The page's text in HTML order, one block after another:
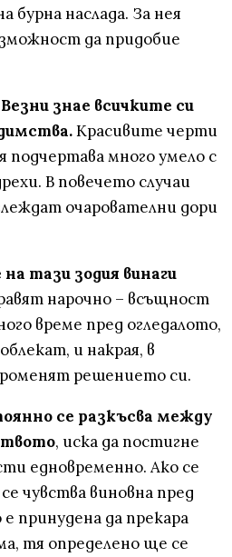
бурна наслада. За нея
да придобие
знае всичките си
Красивите черти
много умело с
В повечето случаи
очарователни дори
тази зодия винаги
нарочно – всъщност
време пред огледалото,
и накрая, в
решението си.
се разкъсва между
, иска да постигне
едновременно. Ако се
чувства виновна пред
принудена да прекара
тя определено ще се